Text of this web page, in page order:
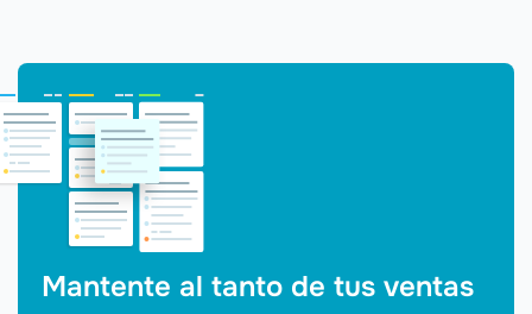
Mantente al tanto de tus ventas